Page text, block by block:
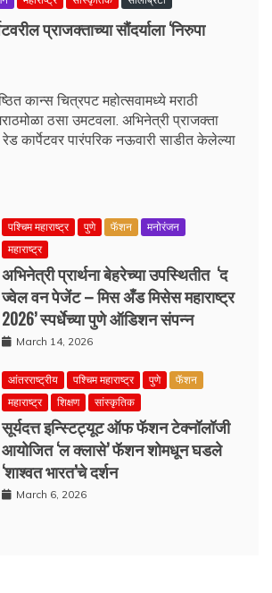
प्राजक्ताच्या सौंदर्याला ‘निरुपा
कान्स चित्रपट महोत्सवामध्ये मराठी
ठसा उमटवला. अभिनेत्री प्राजक्ता
रेड कार्पेटवर पारंपरिक नऊवारी साडीत केलेल्या
पश्चिम महाराष्ट्र पुणे फॅशन
मनोरंजन
महाराष्ट्र
अभिनेत्री प्रार्थना बेहरेच्या उपस्थितीत ‘द
ज्वेल वन पेजेंट – मिस अँड मिसेस महाराष्ट्र
2026’ स्पर्धेच्या पुणे ऑडिशन संपन्न
March 14, 2026
आंतरराष्ट्रीय पश्चिम महाराष्ट्र पुणे
फॅशन
महाराष्ट्र
शिक्षण सांस्कृतिक
सूर्यदत्त इन्स्टिट्यूट ऑफ फॅशन टेक्नॉलॉजी
आयोजित ‘ल क्लासे’ फॅशन शोमधून घडले
‘शाश्वत भारत’चे दर्शन
March 6, 2026